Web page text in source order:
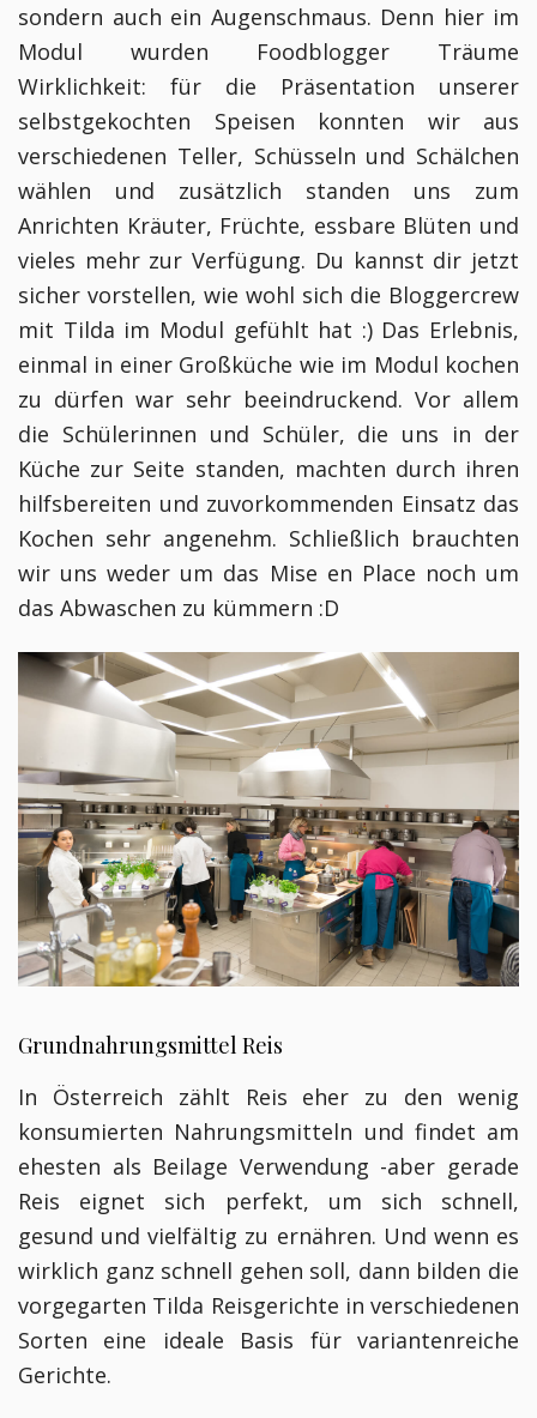
sondern auch ein Augenschmaus. Denn hier im
Modul wurden Foodblogger Träume
Wirklichkeit: für die Präsentation unserer
selbstgekochten Speisen konnten wir aus
verschiedenen Teller, Schüsseln und Schälchen
wählen und zusätzlich standen uns zum
Anrichten Kräuter, Früchte, essbare Blüten und
vieles mehr zur Verfügung. Du kannst dir jetzt
sicher vorstellen, wie wohl sich die Bloggercrew
mit Tilda im Modul gefühlt hat :) Das Erlebnis,
einmal in einer Großküche wie im Modul kochen
zu dürfen war sehr beeindruckend. Vor allem
die Schülerinnen und Schüler, die uns in der
Küche zur Seite standen, machten durch ihren
hilfsbereiten und zuvorkommenden Einsatz das
Kochen sehr angenehm. Schließlich brauchten
wir uns weder um das Mise en Place noch um
das Abwaschen zu kümmern :D
Grundnahrungsmittel Reis
In Österreich zählt Reis eher zu den wenig
konsumierten Nahrungsmitteln und findet am
ehesten als Beilage Verwendung -aber gerade
Reis eignet sich perfekt, um sich schnell,
gesund und vielfältig zu ernähren. Und wenn es
wirklich ganz schnell gehen soll, dann bilden die
vorgegarten Tilda Reisgerichte in verschiedenen
Sorten eine ideale Basis für variantenreiche
Gerichte.